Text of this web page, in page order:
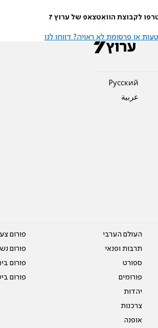
לקבוצת הוואטצאפ של ערוץ 7
או פרסומת לא ראויה? דווחו לנו
Pусский
عربية
העולם הערבי
תרבות ופנאי
ספורט
פורומים
יהדות
צרכנות
אופנה
פורום
פורום
פורום
פורום